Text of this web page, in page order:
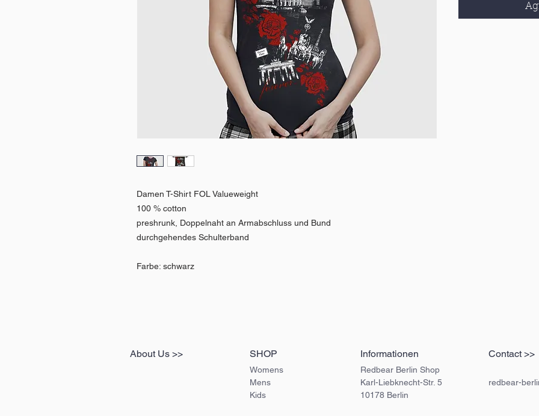
Damen T-Shirt FOL Valueweight
100 % cotton
preshrunk, Doppelnaht an Armabschluss und Bund
durchgehendes Schulterband
Farbe: schwarz
About Us >> SHOP
Womens
Mens
Kids
Informationen
Redbear Berlin Shop
Karl-Liebknecht-Str. 5
10178 Berlin
Contact >>
redbear-